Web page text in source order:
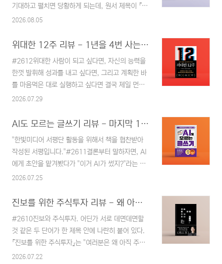
기대하고 펼치면 당황하게 되는데, 원서 제목이 『다
이 위드 제로(Die with Zero)』, 그러니까 '잔고 0으
는 책은 서점에 널렸지만 모은 돈을 언제 어떻게 쓸
문 하나만으로도 읽어볼 가치는 있다고 생각된다.
미리 고백하자면 나는 쓰는 것보다 모으고 미루는
쪽이 익숙한 사람이라, 읽는 내내 찔리는 대목이 많
았다.죽을 때 잔고를 0으로 만들라는 주장오직 특정
러분이 ‘부의 극대화’가 아니라 ‘인생의 즐거움의 극
대화’에 중점을 두어야만 한다는 겁니다...
2026.08.05
위대한 12주 리뷰 - 1년을 4번 사는 시간관리법
#2612위대한 사람이 되고 싶다면, 자신의 능력을
한껏 발휘해 성과를 내고 싶다면, 그리고 계획한 바
를 마음먹은 대로 실행하고 싶다면 결국 제일 먼저
포기해야 하는 건 편안함이다.책을 펼치자마자 이런
고장 같기도 했다. 연초에 세운 계획이 3월쯤 흐지
대한 12주』는 그 이유를 아주 단순하게 짚는다. 1년
이라는 기간 자체가 너무 길어서, 마감이 멀게 느껴
지는 순간 긴장이 풀리고 나태해질 수밖에 없다는
것이다. 그래서 저자들은 아예 1년을 12주 단위로
실행하라고 제안한다. 결론부터 말하면 시간관리서
로서 군더더기 없이 명료한 책이라 생각되는데, 그
명료함..
2026.07.29
AI도 모르는 글쓰기 리뷰 - 마지막 10%는 사람의 몫
"한빛미디어 서평단 활동을 위해서 책을 협찬받아
작성된 서평입니다."#2611결론부터 말하자면, AI
에게 초안을 맡겨봤다가 "이거 AI가 썼지?"라는 말
을 들어본 적 있는 직장인이라면 『AI도 모르는 글쓰
알려주는 책이 아니라, AI가 만들어준 그럴싸한 초
질에 대한 책이다. 이 책은 한빛미디어 서평단에 신
청해서 받았고, 아직 읽고 있는 중이라 완독 후기라
기보다는 중간보고에 가깝다. 그래도 지금까지 읽은
것만으로 이 책이 어떤 책이고 누구에게 맞을지는
2026.07.25
진보를 위한 주식투자 리뷰 - 왜 아직 주주가 아닌가
#2610진보와 주식투자. 어딘가 서로 데면데면할
것 같은 두 단어가 한 제목 안에 나란히 붙어 있다.
『진보를 위한 주식투자』는 "여러분은 왜 아직 주주
가 아닙니까?"라는 질문에서 출발해, 투자를 단기
2026.07.22